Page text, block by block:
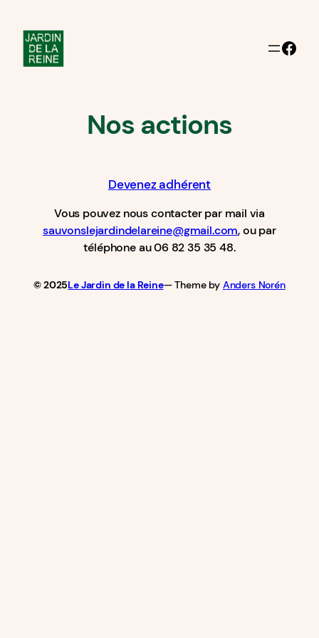
contenu
Facebook
Nos actions
Devenez adhérent
Vous pouvez nous contacter par mail via
sauvonslejardindelareine@gmail.com, ou par
téléphone au 06 82 35 35 48.
© 2025Le Jardin de la Reine— Theme by Anders Norén